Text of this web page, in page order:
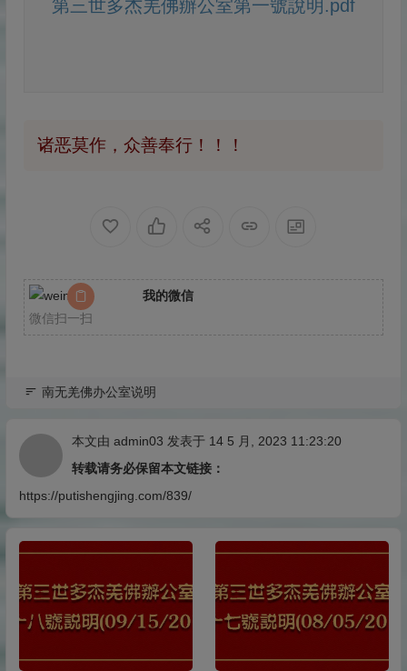
第三世多杰羌佛辦公室第一號說明.pdf
诸恶莫作，众善奉行！！！
我的微信
微信扫一扫
南无羌佛办公室说明
本文由 admin03 发表于 14 5 月, 2023 11:23:20
转载请务必保留本文链接：
https://putishengjing.com/839/